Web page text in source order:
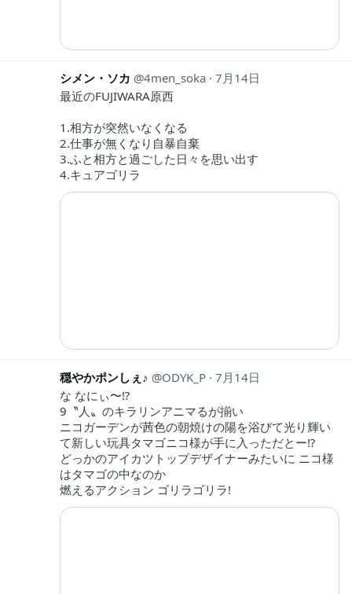
シメン・ソカ 4men_soka 7月14日
最近のFUJIWARA原西
1.相方が突然いなくなる
2.仕事が無くなり自暴自棄
3.ふと相方と過ごした日々を思い出す
4.キュアゴリラ
穏やかポンしぇ♪ ODYK_P 7月14日
な なにぃ〜⁉︎
9〝人〟のキラリンアニマるが揃い
ニコガーデンが茜色の朝焼けの陽を浴びて光り輝い
て新しい玩具タマゴニコ様が手に入っただとー⁉︎
どっかのアイカツトップデザイナーみたいに ニコ様
はタマゴの中なのか
燃えるアクション ゴリラゴリラ!